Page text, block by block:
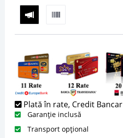
Plată în rate, Credit Bancar
Garanție inclusă
Transport opțional